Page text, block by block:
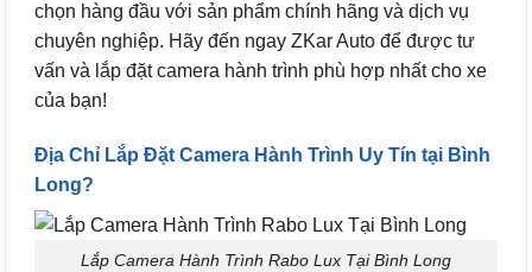
chọn hàng đầu với sản phẩm chính hãng và dịch vụ
chuyên nghiệp. Hãy đến ngay ZKar Auto để được tư
vấn và lắp đặt camera hành trình phù hợp nhất cho xe
của bạn!
Địa Chỉ Lắp Đặt Camera Hành Trình Uy Tín tại Bình
Long?
Lắp Camera Hành Trình Rabo Lux Tại Bình Long